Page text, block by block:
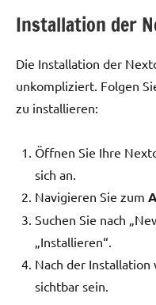
Installation der
Die Installation der
unkompliziert. Folgen
zu installieren:
Öffnen Sie Ihre
sich an.
Navigieren Sie zum
Suchen Sie nach
„Installieren“.
Nach der
sichtbar sein.